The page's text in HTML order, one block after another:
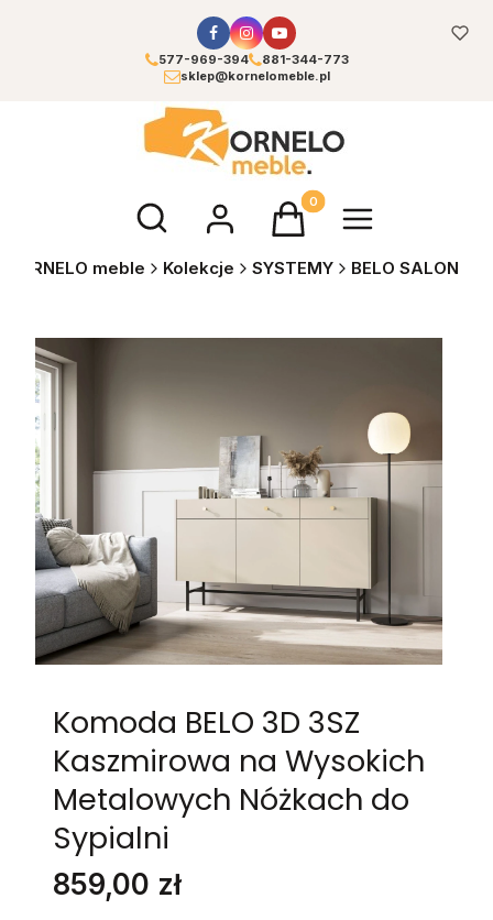
577-969-394
881-344-773
sklep@kornelomeble.pl
Otwórz wyszukiwarkęProdukty w koszyku: 0.
KORNELO meble Kolekcje SYSTEMY BELO SALON
Komoda BELO 3D 3SZ
Kaszmirowa na Wysokich
Metalowych Nóżkach do
Sypialni
Cena
859,00 zł